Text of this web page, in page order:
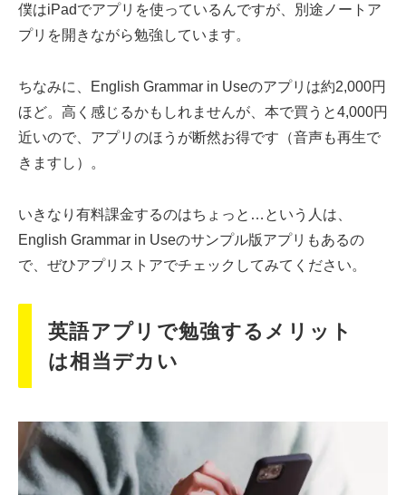
僕はiPadでアプリを使っているんですが、別途ノートア
プリを開きながら勉強しています。
ちなみに、English Grammar in Useのアプリは約2,000円
ほど。高く感じるかもしれませんが、本で買うと4,000円
近いので、アプリのほうが断然お得です（音声も再生で
きますし）。
いきなり有料課金するのはちょっと…という人は、
English Grammar in Useのサンプル版アプリもあるの
で、ぜひアプリストアでチェックしてみてください。
英語アプリで勉強するメリット
は相当デカい